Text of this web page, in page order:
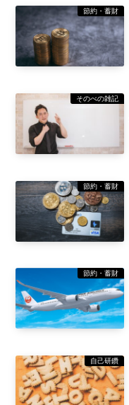
節約・蓄財
そのべの雑記
節約・蓄財
節約・蓄財
自己研鑽